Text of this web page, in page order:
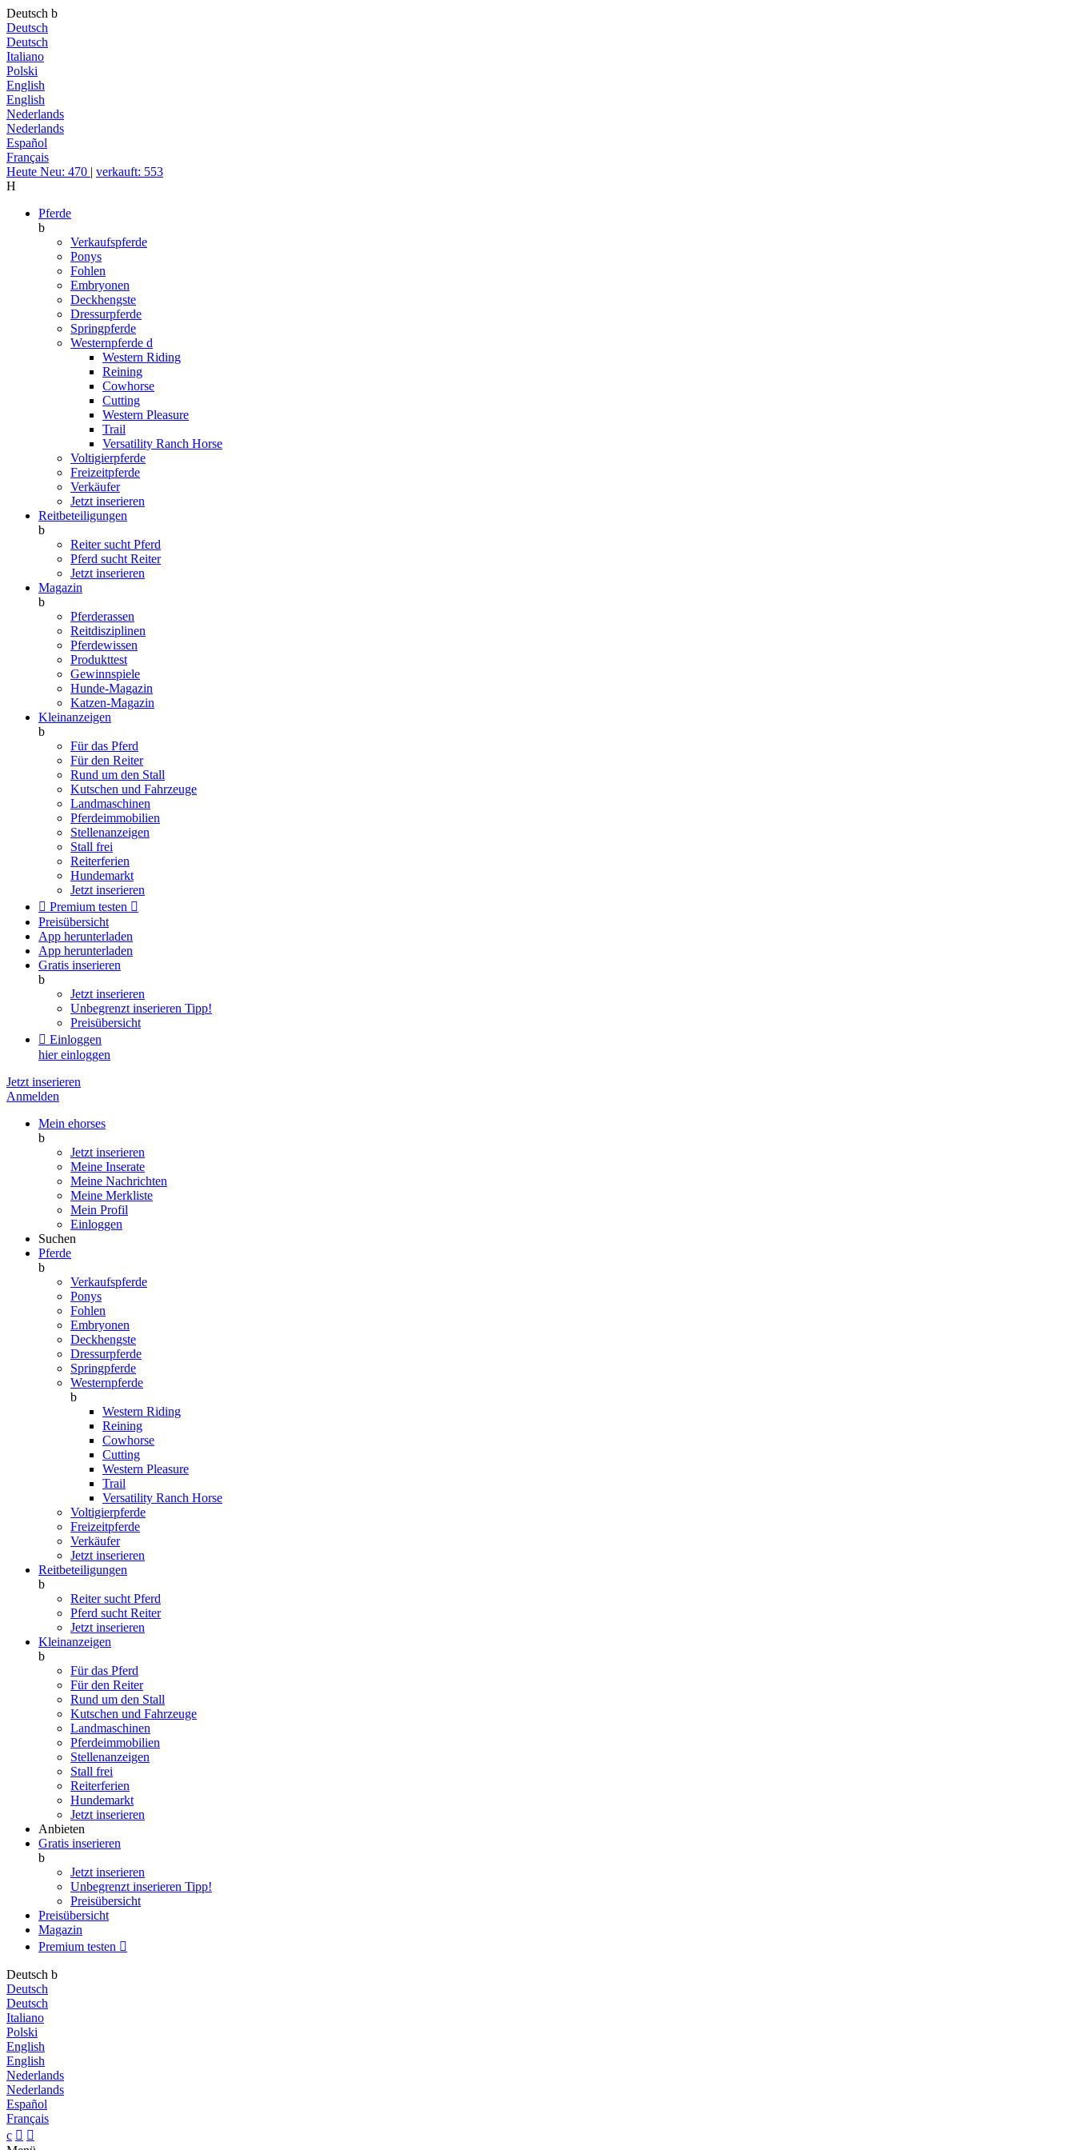
Deutsch b
Deutsch
Deutsch
Italiano
Polski
English
English
Nederlands
Nederlands
Español
Français
Heute Neu: 470 | verkauft: 553
H
Pferde
b
Verkaufspferde
Ponys
Fohlen
Embryonen
Deckhengste
Dressurpferde
Springpferde
Westernpferde d
Western Riding
Reining
Cowhorse
Cutting
Western Pleasure
Trail
Versatility Ranch Horse
Voltigierpferde
Freizeitpferde
Verkäufer
Jetzt inserieren
Reitbeteiligungen
b
Reiter sucht Pferd
Pferd sucht Reiter
Jetzt inserieren
Magazin
b
Pferderassen
Reitdisziplinen
Pferdewissen
Produkttest
Gewinnspiele
Hunde-Magazin
Katzen-Magazin
Kleinanzeigen
b
Für das Pferd
Für den Reiter
Rund um den Stall
Kutschen und Fahrzeuge
Landmaschinen
Pferdeimmobilien
Stellenanzeigen
Stall frei
Reiterferien
Hundemarkt
Jetzt inserieren
 Premium testen 
Preisübersicht
App herunterladen
App herunterladen
Gratis inserieren
b
Jetzt inserieren
Unbegrenzt inserieren Tipp!
Preisübersicht
 Einloggen
hier einloggen
Jetzt inserieren
Anmelden
Mein ehorses
b
Jetzt inserieren
Meine Inserate
Meine Nachrichten
Meine Merkliste
Mein Profil
Einloggen
Suchen
Pferde
b
Verkaufspferde
Ponys
Fohlen
Embryonen
Deckhengste
Dressurpferde
Springpferde
Westernpferde
b
Western Riding
Reining
Cowhorse
Cutting
Western Pleasure
Trail
Versatility Ranch Horse
Voltigierpferde
Freizeitpferde
Verkäufer
Jetzt inserieren
Reitbeteiligungen
b
Reiter sucht Pferd
Pferd sucht Reiter
Jetzt inserieren
Kleinanzeigen
b
Für das Pferd
Für den Reiter
Rund um den Stall
Kutschen und Fahrzeuge
Landmaschinen
Pferdeimmobilien
Stellenanzeigen
Stall frei
Reiterferien
Hundemarkt
Jetzt inserieren
Anbieten
Gratis inserieren
b
Jetzt inserieren
Unbegrenzt inserieren Tipp!
Preisübersicht
Preisübersicht
Magazin
Premium testen 
Deutsch b
Deutsch
Deutsch
Italiano
Polski
English
English
Nederlands
Nederlands
Español
Français
c  